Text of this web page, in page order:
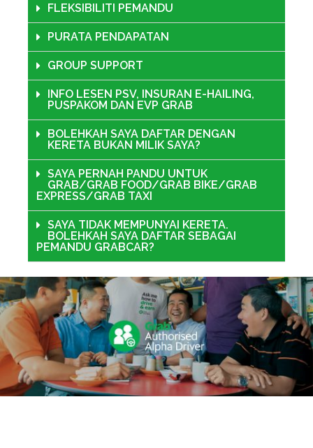
FLEKSIBILITI PEMANDU
PURATA PENDAPATAN
GROUP SUPPORT
INFO LESEN PSV, INSURAN E-HAILING,
PUSPAKOM DAN EVP GRAB
BOLEHKAH SAYA DAFTAR DENGAN
KERETA BUKAN MILIK SAYA?
SAYA PERNAH PANDU UNTUK
GRAB/GRAB FOOD/GRAB BIKE/GRAB
EXPRESS/GRAB TAXI
SAYA TIDAK MEMPUNYAI KERETA.
BOLEHKAH SAYA DAFTAR SEBAGAI
PEMANDU GRABCAR?